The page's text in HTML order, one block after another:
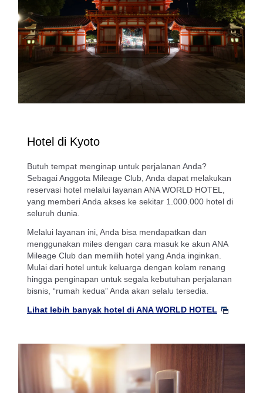
Hotel di Kyoto
Butuh tempat menginap untuk perjalanan Anda?
Sebagai Anggota Mileage Club, Anda dapat melakukan
reservasi hotel melalui layanan ANA WORLD HOTEL,
yang memberi Anda akses ke sekitar 1.000.000 hotel di
seluruh dunia.
Melalui layanan ini, Anda bisa mendapatkan dan
menggunakan miles dengan cara masuk ke akun ANA
Mileage Club dan memilih hotel yang Anda inginkan.
Mulai dari hotel untuk keluarga dengan kolam renang
hingga penginapan untuk segala kebutuhan perjalanan
bisnis, “rumah kedua” Anda akan selalu tersedia.
Lihat lebih banyak hotel di ANA WORLD HOTEL